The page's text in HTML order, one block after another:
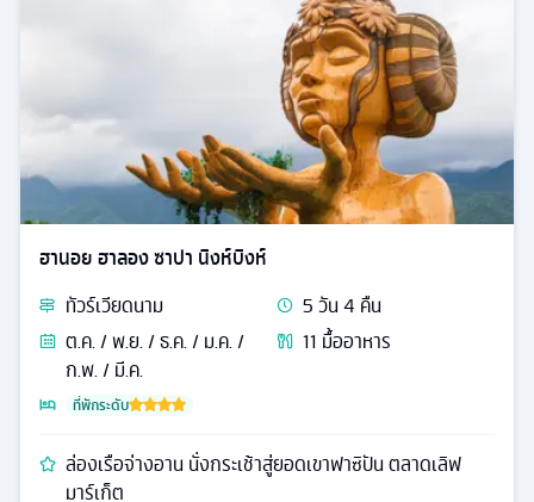
ฮานอย ฮาลอง ซาปา นิงห์บิงห์
ทัวร์เวียดนาม 5วัน4 คืน
ต.ค. / พ.ย. / ธ.ค. / ม.ค. /
ก.พ. / มี.ค.
11 มื้ออาหาร
ที่พักระดับ
ล่องเรือจ่างอาน นั่งกระเช้าสู่ยอดเขาฟาซิปัน ตลาดเลิฟ
มาร์เก็ต